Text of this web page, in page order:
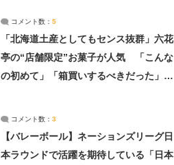
コメント数： 5
「北海道土産としてもセンス抜群」六花
亭の“店舗限定”お菓子が人気 「こんな
の初めて」「箱買いするべきだった」
コメント数： 3
【バレーボール】ネーションズリーグ日
本ラウンドで活躍を期待している「日本